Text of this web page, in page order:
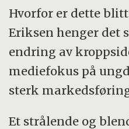
Hvorfor er dette
Eriksen henger det
endring av
mediefokus på
sterk
Et strålende og